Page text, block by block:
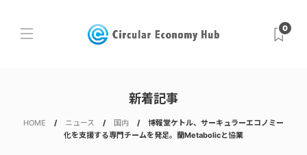
0
新着記事
HOME ニュース 国内
博報堂ケトル、サーキュラーエコノミー
化を支援する専門チームを発足。蘭Metabolicと協業